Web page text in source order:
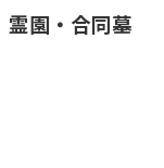
霊園・合同墓